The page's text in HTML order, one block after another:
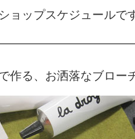
ョップスケジュールで
作る、お洒落なブロー